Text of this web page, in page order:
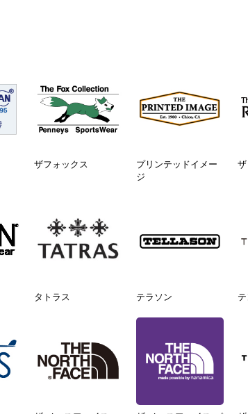
ザフォックス
プリンテッドイメー
ジ
タトラス テラソン